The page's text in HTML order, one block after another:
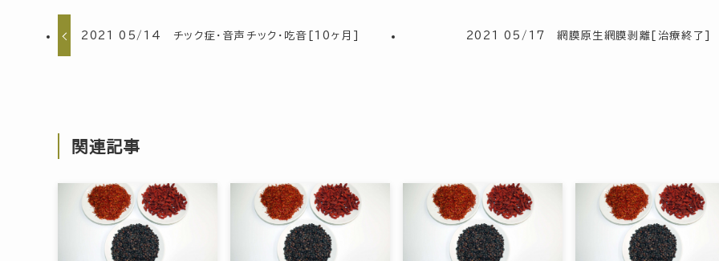
2021 05/14 チック症・音声チック・吃音[10ヶ月] 2021 05/17 網膜原生網膜剥離[治療終了]
関連記事